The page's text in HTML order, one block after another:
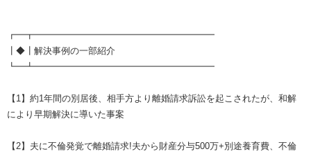
┏━┳━━━━━━━━━━━━━━━━━━━━
┃◆┃解決事例の一部紹介
┗━┻━━━━━━━━━━━━━━━━━━━━
【1】約1年間の別居後、相手方より離婚請求訴訟を起こされたが、和解
により早期解決に導いた事案
【2】夫に不倫発覚で離婚請求!夫から財産分与500万+別途養育費、不倫